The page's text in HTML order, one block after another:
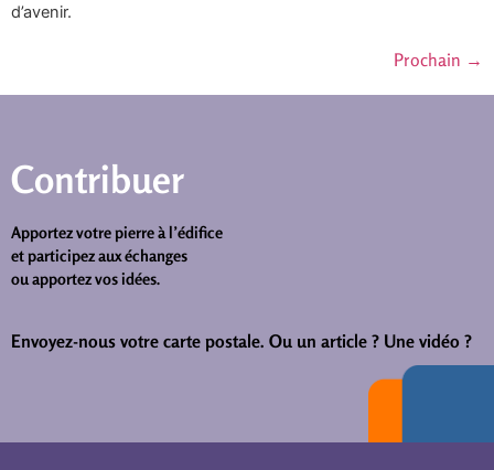
d’avenir.
Prochain →
Contribuer
Apportez votre pierre à l’édifice
et participez aux échanges
ou apportez vos idées.
Envoyez-nous votre carte postale. Ou un article ? Une vidéo ?